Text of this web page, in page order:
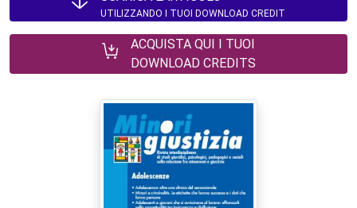
UTILIZZANDO I TUOI DOWNLOAD CREDIT
ACQUISTA QUI I TUOI
DOWNLOAD CREDITS